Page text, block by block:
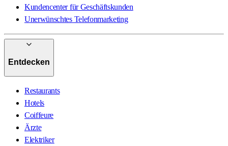
Kundencenter für Geschäftskunden
Unerwünschtes Telefonmarketing
Entdecken
Restaurants
Hotels
Coiffeure
Ärzte
Elektriker